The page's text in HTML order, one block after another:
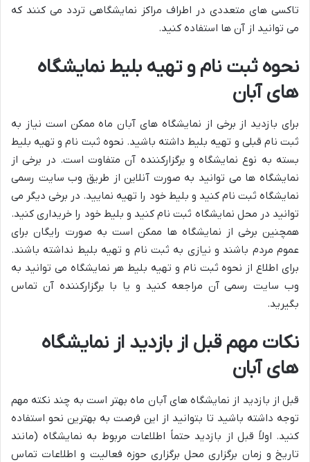
تاکسی های متعددی در اطراف مراکز نمایشگاهی تردد می کنند که
می توانید از آن ها استفاده کنید.
نحوه ثبت نام و تهیه بلیط نمایشگاه
های آبان
برای بازدید از برخی از نمایشگاه های آبان ماه ممکن است نیاز به
ثبت نام قبلی و تهیه بلیط داشته باشید. نحوه ثبت نام و تهیه بلیط
بسته به نوع نمایشگاه و برگزارکننده آن متفاوت است. در برخی از
نمایشگاه ها می توانید به صورت آنلاین از طریق وب سایت رسمی
نمایشگاه ثبت نام کنید و بلیط خود را تهیه نمایید. در برخی دیگر می
توانید در محل نمایشگاه ثبت نام کنید و بلیط خود را خریداری کنید.
همچنین برخی از نمایشگاه ها ممکن است به صورت رایگان برای
عموم مردم باشند و نیازی به ثبت نام و تهیه بلیط نداشته باشند.
برای اطلاع از نحوه ثبت نام و تهیه بلیط هر نمایشگاه می توانید به
وب سایت رسمی آن مراجعه کنید و یا با برگزارکننده آن تماس
بگیرید.
نکات مهم قبل از بازدید از نمایشگاه
های آبان
قبل از بازدید از نمایشگاه های آبان ماه بهتر است به چند نکته مهم
توجه داشته باشید تا بتوانید از این فرصت به بهترین نحو استفاده
کنید. اولاً قبل از بازدید حتماً اطلاعات مربوط به نمایشگاه (مانند
تاریخ و زمان برگزاری محل برگزاری حوزه فعالیت و اطلاعات تماس